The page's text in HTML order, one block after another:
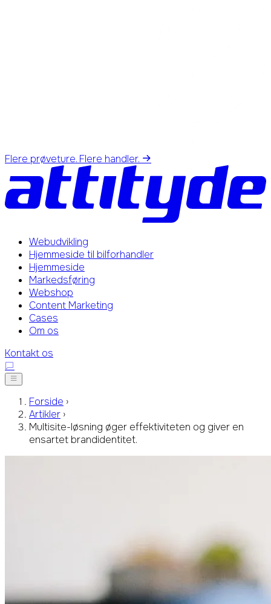
Flere prøveture. Flere handler.
Webudvikling
Hjemmeside til bilforhandler
Hjemmeside
Markedsføring
Webshop
Content Marketing
Cases
Om os
Kontakt os
Forside ›
Artikler ›
Multisite-løsning øger effektiviteten og giver en
ensartet brandidentitet.